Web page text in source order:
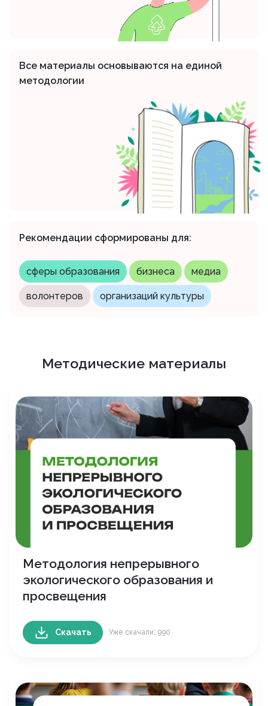
Все материалы основываются на единой
методологии
Рекомендации сформированы для:
сферы образования бизнеса медиа
волонтеров организаций культуры
Методические материалы
Методология непрерывного
экологического образования и
просвещения
Скачать Уже скачали: 990